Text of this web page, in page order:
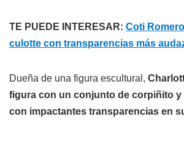
TE PUEDE INTERESAR: Coti
culotte con transparencias más
Dueña de una figura escultural,
figura con un conjunto de corpiñito
con impactantes transparencias en